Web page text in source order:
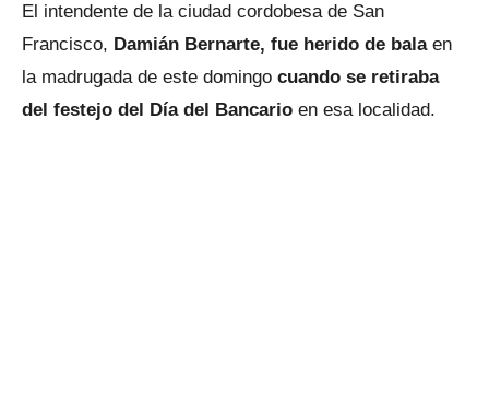
El intendente de la ciudad cordobesa de San
Francisco, Damián Bernarte, fue herido de balaen
la madrugada de este domingo cuando se retiraba
del festejo del Día del Bancario en esa localidad.